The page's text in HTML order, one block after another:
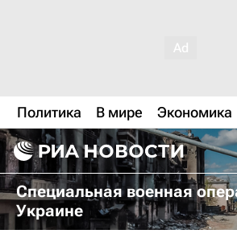
Политика В мире Экономика
Специальная военная
Украине